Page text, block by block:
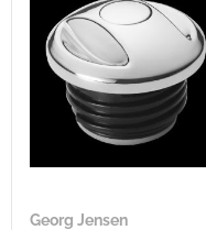
Georg Jensen